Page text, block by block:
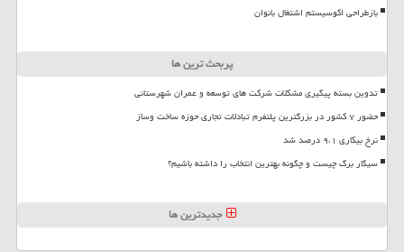
بازطراحی اکوسیستم اشتغال بانوان
پربحث ترین ها
تدوین بسته پیگیری مشکلات شرکت های توسعه و عمران شهرستانی
حضور ۷ کشور در بزرگترین پلتفرم تبادلات تجاری حوزه ساخت وساز
نرخ بیکاری ۹،۱ درصد شد
سیگار برگ چیست و چگونه بهترین انتخاب را داشته باشیم؟
جدیدترین ها